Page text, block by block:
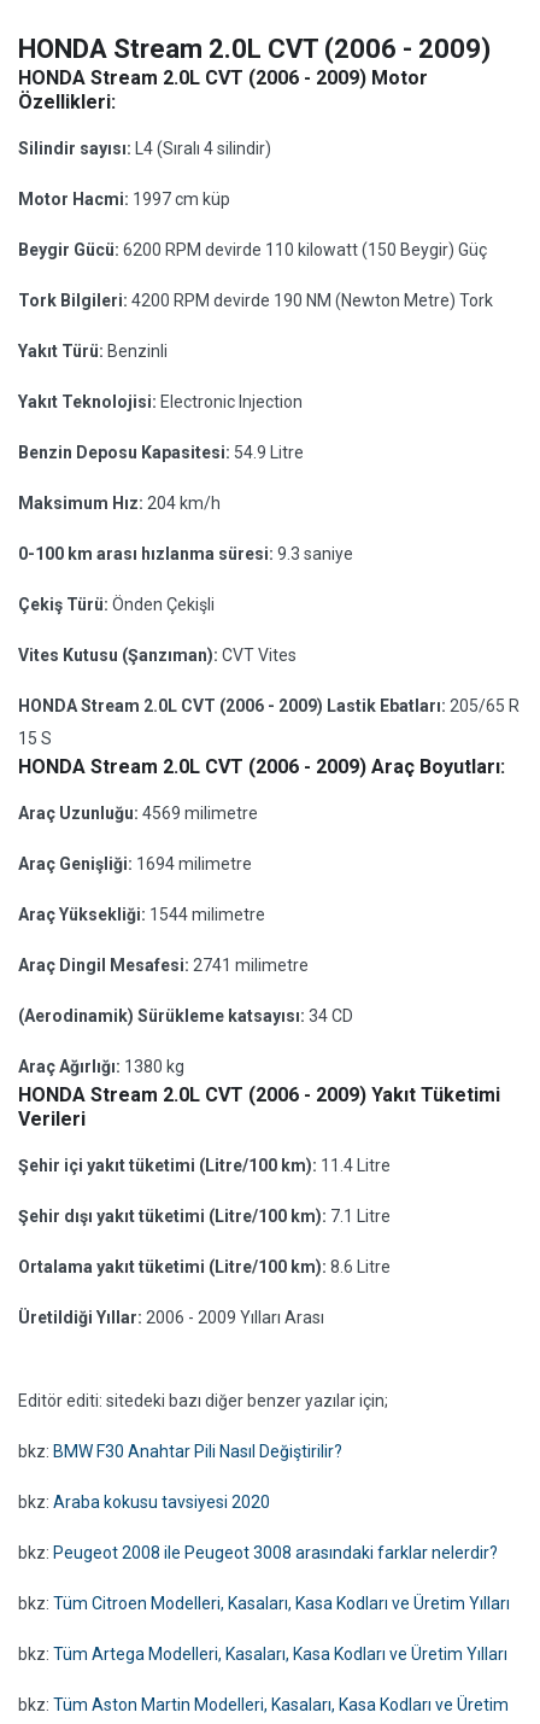
HONDA Stream 2.0L CVT (2006 - 2009)
HONDA Stream 2.0L CVT (2006 - 2009) Motor
Özellikleri:
Silindir sayısı: L4 (Sıralı 4 silindir)
Motor Hacmi: 1997 cm küp
Beygir Gücü: 6200 RPM devirde 110 kilowatt (150 Beygir) Güç
Tork Bilgileri: 4200 RPM devirde 190 NM (Newton Metre) Tork
Yakıt Türü: Benzinli
Yakıt Teknolojisi: Electronic Injection
Benzin Deposu Kapasitesi: 54.9 Litre
Maksimum Hız: 204 km/h
0-100 km arası hızlanma süresi: 9.3 saniye
Çekiş Türü: Önden Çekişli
Vites Kutusu (Şanzıman): CVT Vites
HONDA Stream 2.0L CVT (2006 - 2009) Lastik Ebatları: 205/65 R
15 S
HONDA Stream 2.0L CVT (2006 - 2009) Araç Boyutları:
Araç Uzunluğu: 4569 milimetre
Araç Genişliği: 1694 milimetre
Araç Yüksekliği: 1544 milimetre
Araç Dingil Mesafesi: 2741 milimetre
(Aerodinamik) Sürükleme katsayısı: 34 CD
Araç Ağırlığı: 1380 kg
HONDA Stream 2.0L CVT (2006 - 2009) Yakıt Tüketimi
Verileri
Şehir içi yakıt tüketimi (Litre/100 km): 11.4 Litre
Şehir dışı yakıt tüketimi (Litre/100 km): 7.1 Litre
Ortalama yakıt tüketimi (Litre/100 km): 8.6 Litre
Üretildiği Yıllar: 2006 - 2009 Yılları Arası
Editör editi: sitedeki bazı diğer benzer yazılar için;
bkz: BMW F30 Anahtar Pili Nasıl Değiştirilir?
bkz: Araba kokusu tavsiyesi 2020
bkz: Peugeot 2008 ile Peugeot 3008 arasındaki farklar nelerdir?
bkz: Tüm Citroen Modelleri, Kasaları, Kasa Kodları ve Üretim Yılları
bkz: Tüm Artega Modelleri, Kasaları, Kasa Kodları ve Üretim Yılları
bkz: Tüm Aston Martin Modelleri, Kasaları, Kasa Kodları ve Üretim